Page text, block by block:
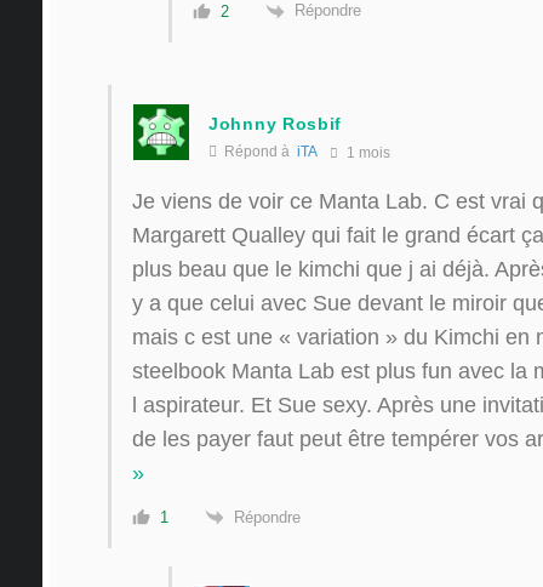
2 Répondre
Johnny Rosbif
Répond à iTA 1 mois
Je viens de voir ce Manta Lab. C est vrai
Margarett Qualley qui fait le grand écart
plus beau que le kimchi que j ai déjà.
y a que celui avec Sue devant le miroir
mais c est une « variation » du Kimchi en
steelbook Manta Lab est plus fun avec la
l aspirateur. Et Sue sexy. Après une
de les payer faut peut être tempérer vos
»
1 Répondre